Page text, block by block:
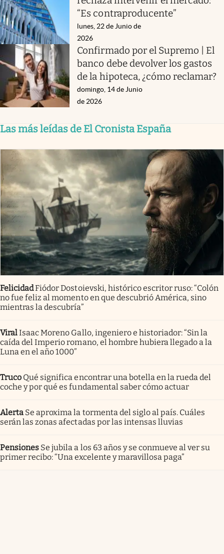
“Es contraproducente”
lunes, 22 de Junio de
2026
Confirmado por el Supremo | El
banco debe devolver los gastos
de la hipoteca, ¿cómo reclamar?
domingo, 14 de Junio
de 2026
Las más leídas de El Cronista España
FelicidadFiódor Dostoievski, histórico escritor ruso: “Colón
no fue feliz al momento en que descubrió América, sino
mientras la descubría”
ViralIsaac Moreno Gallo, ingeniero e historiador: “Sin la
caída del Imperio romano, el hombre hubiera llegado a la
Luna en el año 1000”
Truco Qué significa encontrar una botella en la rueda del
coche y por qué es fundamental saber cómo actuar
Alerta Se aproxima la tormenta del siglo al país. Cuáles
serán las zonas afectadas por las intensas lluvias
Pensiones Se jubila a los 63 años y se conmueve al ver su
primer recibo: “Una excelente y maravillosa paga”